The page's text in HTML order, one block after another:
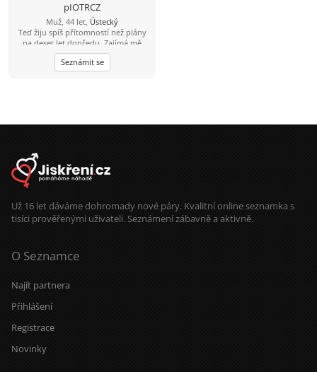
pIOTRCZ
Muž, 44 let, Ústecký
Teď žiju spíš přítomností než plány
na deset let dopředu. Zajímá mě
chemie, autenticita a pohoda mezi
dvěma lidmi. Bez her, bez přetvářky.
Seznámit se
Už 16 let dáváme dohromady nové páry. Kvalitní online seznamka s
tisíci prověřenými uživateli. Seznámení zábavně a aktivně.
O Seznamce
Najít partnera
Přihlášení
Registrace
Novinky